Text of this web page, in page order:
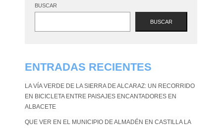
BUSCAR
BUSCAR
ENTRADAS RECIENTES
LA VÍA VERDE DE LA SIERRA DE ALCARAZ: UN RECORRIDO
EN BICICLETA ENTRE PAISAJES ENCANTADORES EN
ALBACETE
QUE VER EN EL MUNICIPIO DE ALMADÉN EN CASTILLA LA